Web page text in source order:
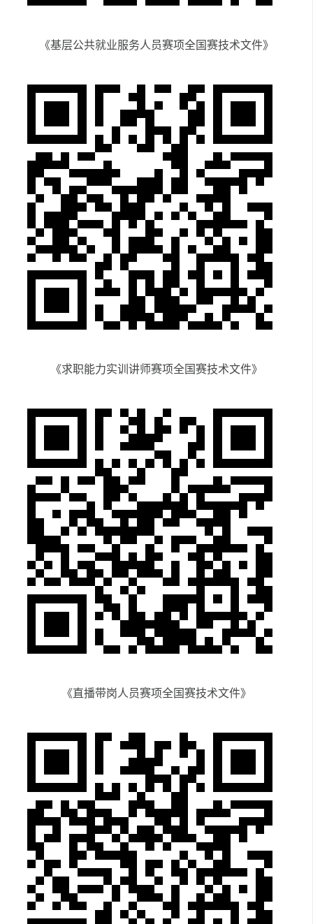
《基层公共就业服务人员赛项全国赛技术文件》
《求职能力实训讲师赛项全国赛技术文件》
《直播带岗人员赛项全国赛技术文件》